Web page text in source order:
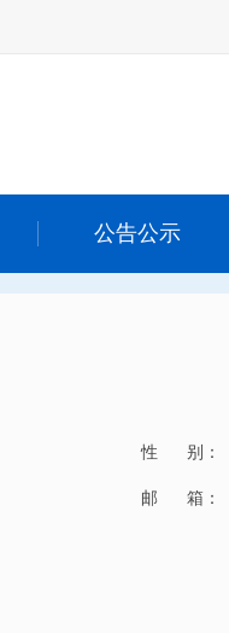
公告公示
性 别：
邮 箱：